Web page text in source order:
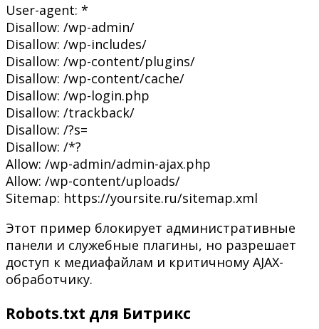
User-agent: *
Disallow: /wp-admin/
Disallow: /wp-includes/
Disallow: /wp-content/plugins/
Disallow: /wp-content/cache/
Disallow: /wp-login.php
Disallow: /trackback/
Disallow: /?s=
Disallow: /*?
Allow: /wp-admin/admin-ajax.php
Allow: /wp-content/uploads/
Sitemap: https://yoursite.ru/sitemap.xml
Этот пример блокирует административные
панели и служебные плагины, но разрешает
доступ к медиафайлам и критичному AJAX-
обработчику.
Robots.txt для Битрикс